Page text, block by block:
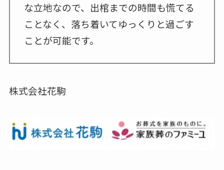
な立地なので、出棺までの時間も慌てる
ことなく、落ち着いてゆっくりと過ごす
ことが可能です。
株式会社花駒